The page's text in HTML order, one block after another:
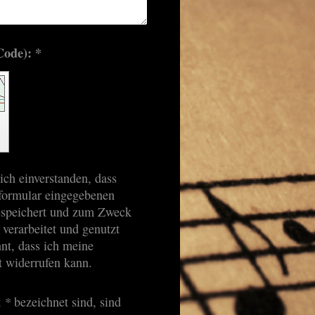
Captcha (Spam-Schutz-Code): *
einverstanden, dass
eingegebenen
und zum Zweck
und genutzt
dass ich meine
kann.
* bezeichnet sind, sind